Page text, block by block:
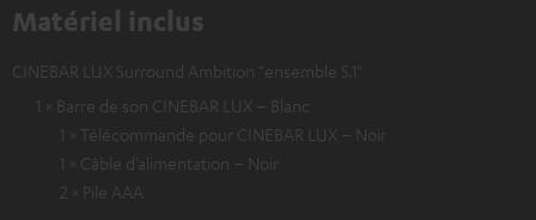
Matériel inclus
CINEBAR LUX Surround Ambition "ensemble 5.1"
1 × Barre de son CINEBAR LUX – Blanc
1 × Télécommande pour CINEBAR LUX – Noir
1 × Câble d’alimentation – Noir
2 × Pile AAA